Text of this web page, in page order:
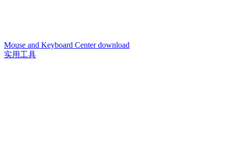
Mouse and Keyboard Center download
实用工具